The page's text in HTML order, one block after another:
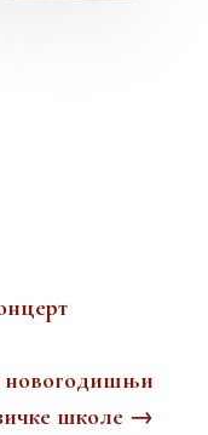
новогодишњи
школе →